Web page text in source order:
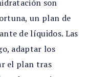
son
un plan de
de líquidos. Las
adaptar los
el plan tras